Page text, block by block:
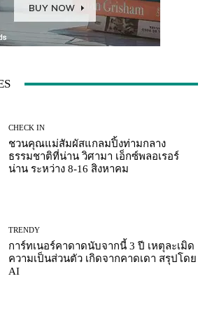
CHECK IN
ชวนคุณแม่สัมผัสแกลมปิ้งท่ามกลาง
ธรรมชาติที่น่าน วิศามา เอ็กซ์พลอเรอร์
น่าน ระหว่าง 8-16 สิงหาคม
TRENDY
การ์ทเนอร์คาดาดนับจากนี้ 3 ปี เหตุละเมิด
ความเป็นส่วนตัว เกิดจากคาดเดา สรุปโดย
AI